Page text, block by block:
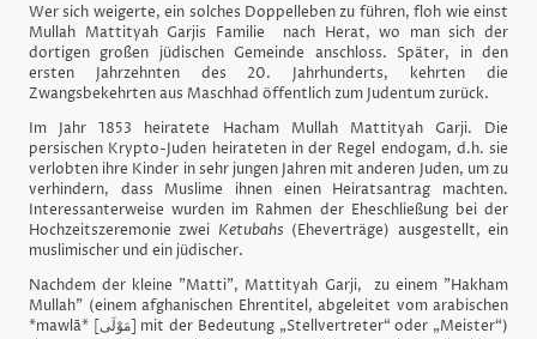
Wer sich weigerte, ein solches Doppelleben zu führen, floh wie einst
Mullah Mattityah Garjis Familie nach Herat, wo man sich der
dortigen großen jüdischen Gemeinde anschloss. Später, in den
ersten Jahrzehnten des 20. Jahrhunderts, kehrten die
Zwangsbekehrten aus Maschhad öffentlich zum Judentum zurück.
Im Jahr 1853 heiratete Hacham Mullah Mattityah Garji. Die
persischen Krypto-Juden heirateten in der Regel endogam, d.h. sie
verlobten ihre Kinder in sehr jungen Jahren mit anderen Juden, um zu
verhindern, dass Muslime ihnen einen Heiratsantrag machten.
Interessanterweise wurden im Rahmen der Eheschließung bei der
Hochzeitszeremonie zwei Ketubahs (Eheverträge) ausgestellt, ein
muslimischer und ein jüdischer.
Nachdem der kleine "Matti", Mattityah Garji,
zu einem "Hakham
Mullah" (einem afghanischen Ehrentitel, abgeleitet vom arabischen
*mawlā* [مَوْلَى‎] mit der Bedeutung „Stellvertreter“ oder „Meister“)